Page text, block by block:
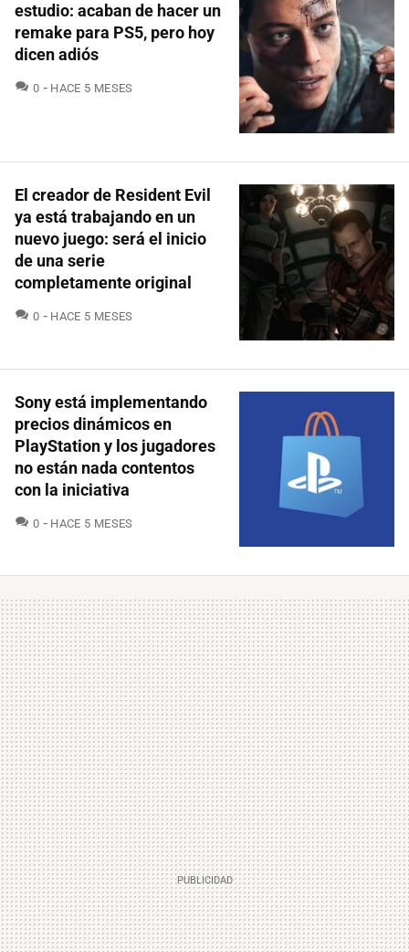
estudio: acaban de hacer un
remake para PS5, pero hoy
dicen adiós
0 COMENTARIOS
HACE 5 MESES
El creador de Resident Evil
ya está trabajando en un
nuevo juego: será el inicio
de una serie
completamente original
0 COMENTARIOS
HACE 5 MESES
Sony está implementando
precios dinámicos en
PlayStation y los jugadores
no están nada contentos
con la iniciativa
0 COMENTARIOS
HACE 5 MESES